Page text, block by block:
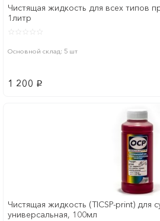
Чистящая жидкость для всех типов
1литр
Основной склад: 5 шт
1 200 p
Чистящая жидкость (TICSP-print) для
универсальная, 100мл